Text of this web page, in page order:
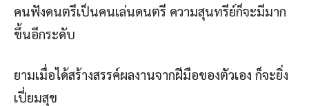
คนฟังดนตรีเป็นคนเล่นดนตรี ความสุนทรีย์ก็จะมีมาก
ขึ้นอีกระดับ
ยามเมื่อได้สร้างสรรค์ผลงานจากฝีมือของตัวเอง ก็จะยิ่ง
เปี่ยมสุข